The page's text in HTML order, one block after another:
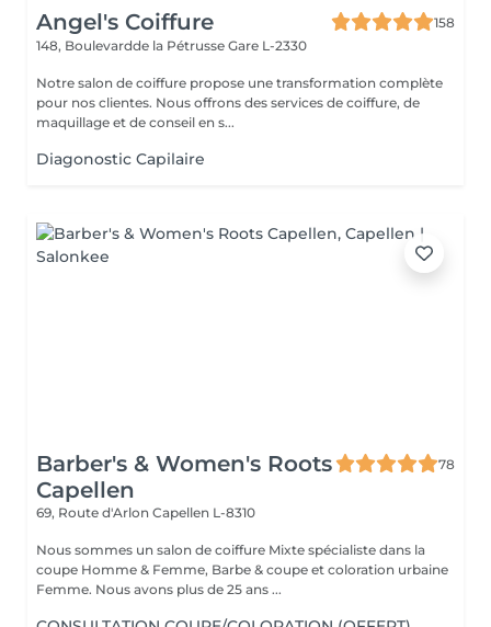
Angel's Coiffure
158
148, Boulevardde la Pétrusse Gare L-2330
Notre salon de coiffure propose une transformation complète
pour nos clientes. Nous offrons des services de coiffure, de
maquillage et de conseil en s...
Diagonostic Capilaire
Barber's & Women's Roots
Capellen
78
69, Route d'Arlon Capellen L-8310
Nous sommes un salon de coiffure Mixte spécialiste dans la
coupe Homme & Femme, Barbe & coupe et coloration urbaine
Femme. Nous avons plus de 25 ans ...